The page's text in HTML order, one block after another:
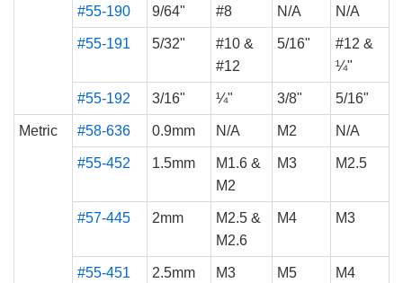
#55-190 9/64" #8 N/A N/A
#55-191 5/32"
#10 &
#12
5/16"
#12 &
¼"
#55-192 3/16" ¼" 3/8" 5/16"
Metric #58-636 0.9mm N/A M2 N/A
#55-452 1.5mm
M1.6 &
M2
M3 M2.5
#57-445 2mm
M2.5 &
M2.6
M4 M3
#55-451 2.5mm M3 M5 M4